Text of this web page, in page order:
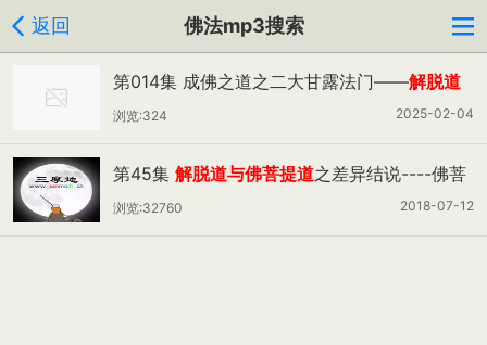
返回 佛法mp3搜索
第014集 成佛之道之二大甘露法门——解脱道
与佛菩提道
2025-02-04
浏览:324
第45集 解脱道与佛菩提道之差异结说----佛菩
提之不共二乘
2018-07-12
浏览:32760